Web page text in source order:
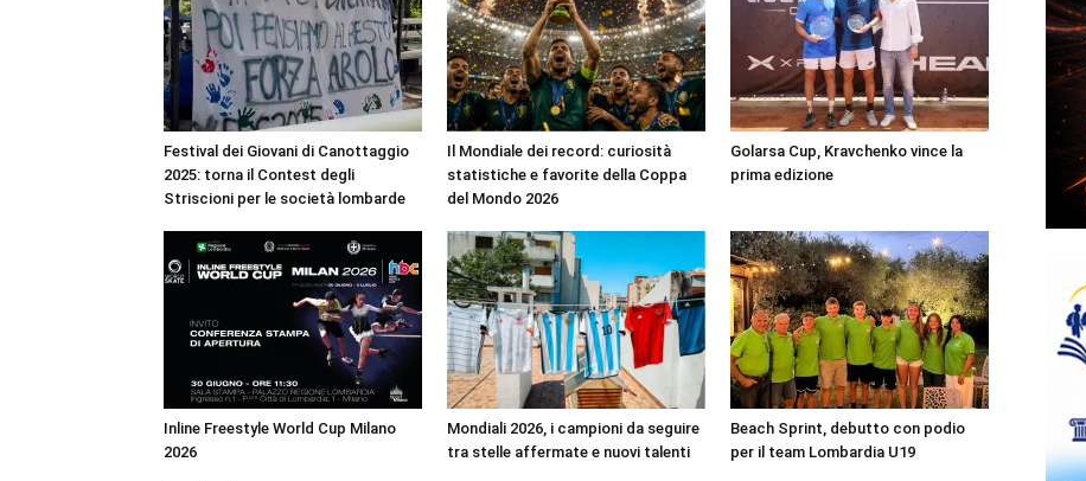
Festival dei Giovani di Canottaggio
2025: torna il Contest degli
Striscioni per le società lombarde
Il Mondiale dei record: curiosità
statistiche e favorite della Coppa
del Mondo 2026
Golarsa Cup, Kravchenko vince la
prima edizione
Inline Freestyle World Cup Milano
2026
Mondiali 2026, i campioni da seguire
tra stelle affermate e nuovi talenti
Beach Sprint, debutto con podio
per il team Lombardia U19